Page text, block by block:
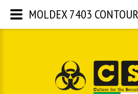
MOLDEX 7403